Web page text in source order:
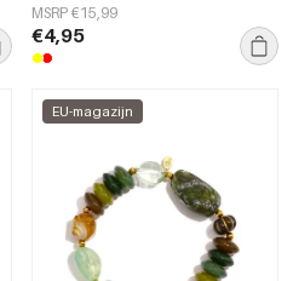
geometrische vormen,
eenvoudige, alledaagse serie,
damessieraden
MSRP €15,99
€4,95
EU-magazijn